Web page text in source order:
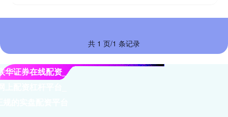
共 1 页/1 条记录
华证券在线配资_